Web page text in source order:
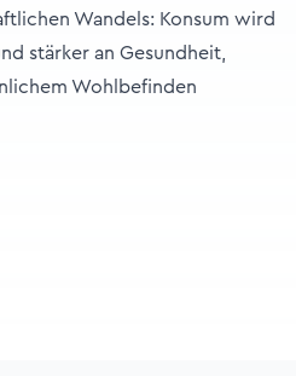
Wandels: Konsum wird
stärker an Gesundheit,
Wohlbefinden